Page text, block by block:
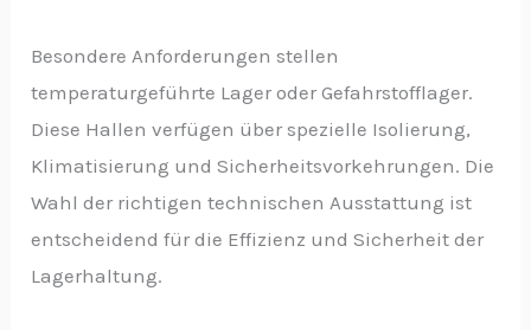
Besondere Anforderungen stellen
temperaturgeführte Lager oder Gefahrstofflager.
Diese Hallen verfügen über spezielle Isolierung,
Klimatisierung und Sicherheitsvorkehrungen. Die
Wahl der richtigen technischen Ausstattung ist
entscheidend für die Effizienz und Sicherheit der
Lagerhaltung.